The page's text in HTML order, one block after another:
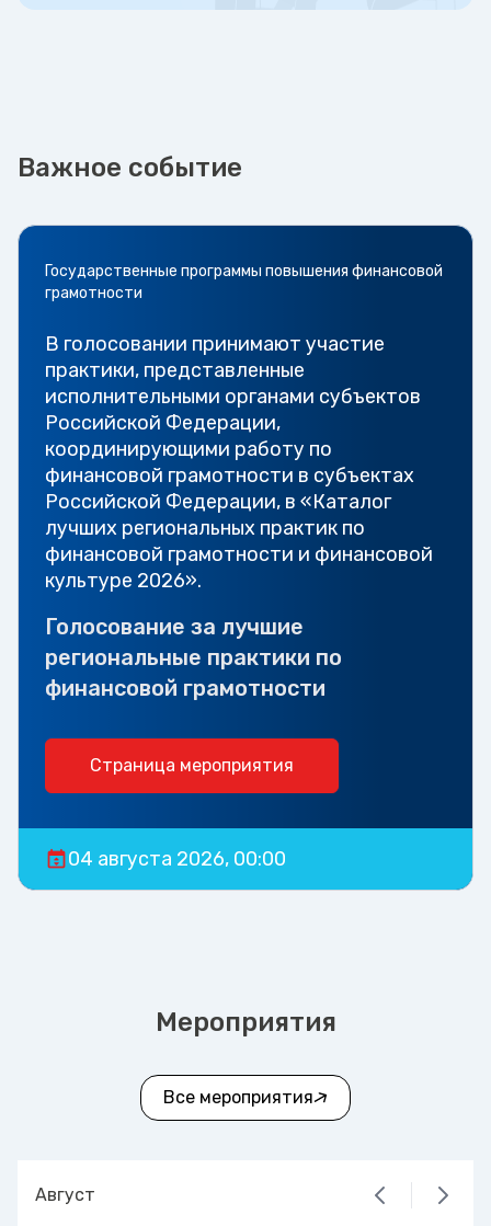
Важное событие
Государственные программы повышения финансовой
грамотности
В голосовании принимают участие
практики, представленные
исполнительными органами субъектов
Российской Федерации,
координирующими работу по
финансовой грамотности в субъектах
Российской Федерации, в «Каталог
лучших региональных практик по
финансовой грамотности и финансовой
культуре 2026».
Голосование за лучшие
региональные практики по
финансовой грамотности
Страница мероприятия
04 августа 2026, 00:00
Мероприятия
Все мероприятия
Август